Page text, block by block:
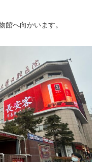
館へ向かいます。